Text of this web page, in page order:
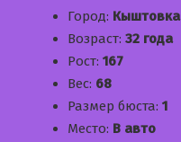
Город: Кыштовка
Возраст: 32 года
Рост: 167
Вес: 68
Размер бюста: 1
Место: В авто